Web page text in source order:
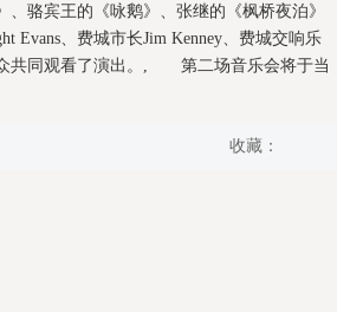
骆宾王的《咏鹅》、张继的《枫桥夜泊》
、费城市长Jim Kenney、费城交响乐
共同观看了演出。, 第二场音乐会将于当
收藏：